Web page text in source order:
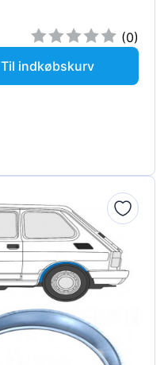
(0)
Til indkøbskurv